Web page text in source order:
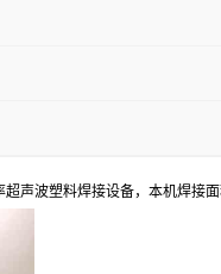
声波塑料焊接设备，本机焊接